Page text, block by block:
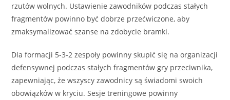
rzutów wolnych. Ustawienie zawodników podczas stałych
fragmentów powinno być dobrze przećwiczone, aby
zmaksymalizować szanse na zdobycie bramki.
Dla formacji 5-3-2 zespoły powinny skupić się na organizacji
defensywnej podczas stałych fragmentów gry przeciwnika,
zapewniając, że wszyscy zawodnicy są świadomi swoich
obowiązków w kryciu. Sesje treningowe powinny